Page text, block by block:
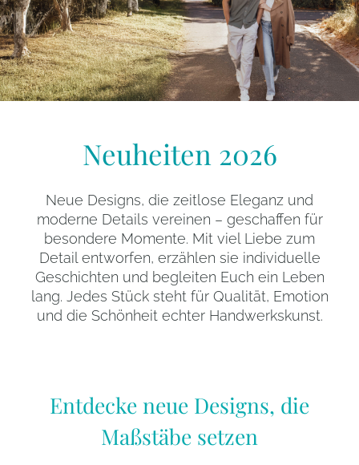
Neuheiten 2026
Neue Designs, die zeitlose Eleganz und
moderne Details vereinen – geschaffen für
besondere Momente. Mit viel Liebe zum
Detail entworfen, erzählen sie individuelle
Geschichten und begleiten Euch ein Leben
lang. Jedes Stück steht für Qualität, Emotion
und die Schönheit echter Handwerkskunst.
Entdecke neue Designs, die
Maßstäbe setzen